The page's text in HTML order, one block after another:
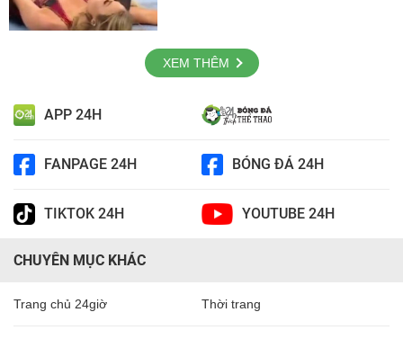
XEM THÊM
APP 24H
FANPAGE 24H BÓNG ĐÁ 24H
TIKTOK 24H YOUTUBE 24H
CHUYÊN MỤC KHÁC
Trang chủ 24giờ Thời trang